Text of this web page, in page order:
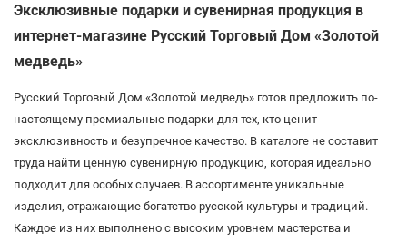
Эксклюзивные подарки и сувенирная продукция в
интернет-магазине Русский Торговый Дом «Золотой
медведь»
Русский Торговый Дом «Золотой медведь» готов предложить по-
настоящему премиальные подарки для тех, кто ценит
эксклюзивность и безупречное качество. В каталоге не составит
труда найти ценную сувенирную продукцию, которая идеально
подходит для особых случаев. В ассортименте уникальные
изделия, отражающие богатство русской культуры и традиций.
Каждое из них выполнено с высоким уровнем мастерства и